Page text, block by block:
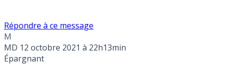
Répondre à ce message
M
MD 12 octobre 2021 à 22h13min
Épargnant